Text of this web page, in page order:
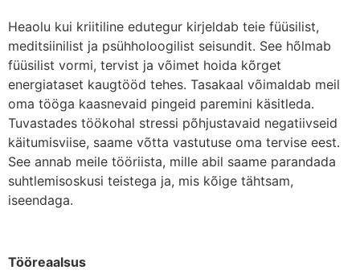
Heaolu kui kriitiline edutegur kirjeldab teie füüsilist,
meditsiinilist ja psühholoogilist seisundit. See hõlmab
füüsilist vormi, tervist ja võimet hoida kõrget
energiataset kaugtööd tehes. Tasakaal võimaldab meil
oma tööga kaasnevaid pingeid paremini käsitleda.
Tuvastades töökohal stressi põhjustavaid negatiivseid
käitumisviise, saame võtta vastutuse oma tervise eest.
See annab meile tööriista, mille abil saame parandada
suhtlemisoskusi teistega ja, mis kõige tähtsam,
iseendaga.
Tööreaalsus